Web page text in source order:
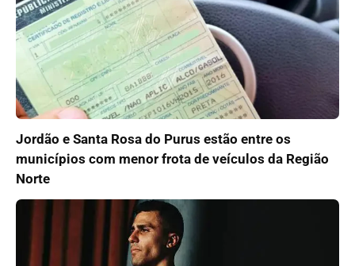
Jordão e Santa Rosa do Purus estão entre os
municípios com menor frota de veículos da Região
Norte